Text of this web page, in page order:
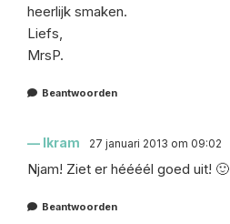
heerlijk smaken.
Liefs,
MrsP.
Beantwoorden
Ikram 27 januari 2013 om 09:02
Njam! Ziet er héééél goed uit! 🙂
Beantwoorden